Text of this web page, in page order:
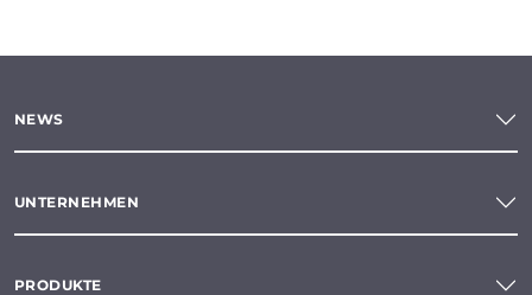
NEWS
UNTERNEHMEN
PRODUKTE